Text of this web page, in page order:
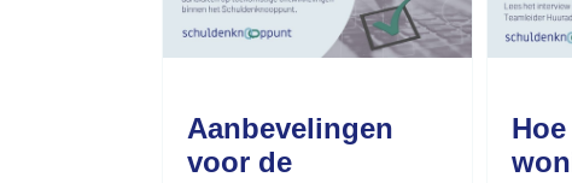
Aanbevelingen
voor de
Hoe